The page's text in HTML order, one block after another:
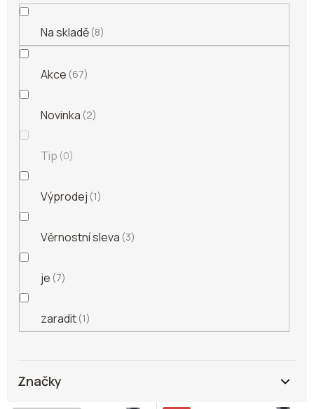
Na skladě 8
Akce 67
Novinka 2
Tip 0
Výprodej 1
Věrnostní sleva 3
je 7
zaradit 1
Značky